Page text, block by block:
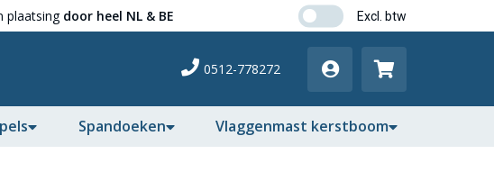
plaatsing door heel NL & BE
0512-778272
Spandoeken Vlaggenmast kerstboom